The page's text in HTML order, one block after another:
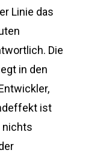
Linie das
Die
in den
ist
nichts